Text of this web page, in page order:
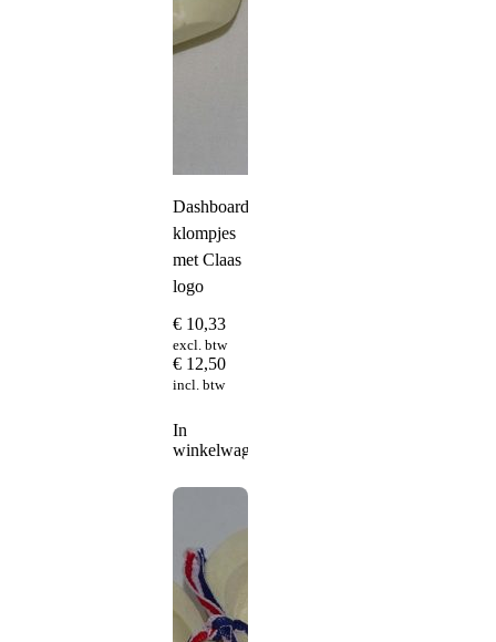
Dashboard
klompjes
met Claas
logo
€ 10,33
excl. btw
€ 12,50
incl. btw
In
winkelwagen